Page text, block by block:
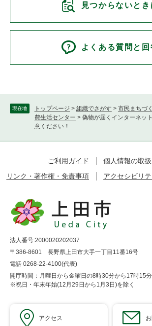
現在地 トップページ > 組織でさがす > 市民まちづ
費生活センター > 偽物が届くインターネッ
意ください！
見つからないとき
よくある質問と回
ご利用ガイド
個人情報の取
リンク・著作権・免責事項
アクセシビリテ
法人番号:2000020202037
〒386-8601 長野県上田市大手一丁目11番16号
電話 0268-22-4100(代表)
開庁時間：月曜日から金曜日の8時30分から17時15分
※祝日・年末年始(12月29日から1月3日)を除く
アクセス